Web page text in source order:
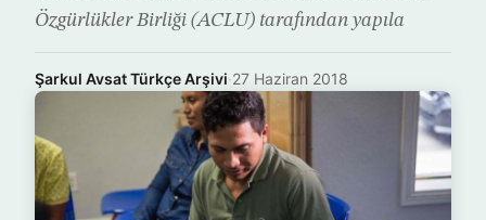
Özgürlükler Birliği (ACLU) tarafından yapıla
Şarkul Avsat Türkçe Arşivi·27 Haziran 2018